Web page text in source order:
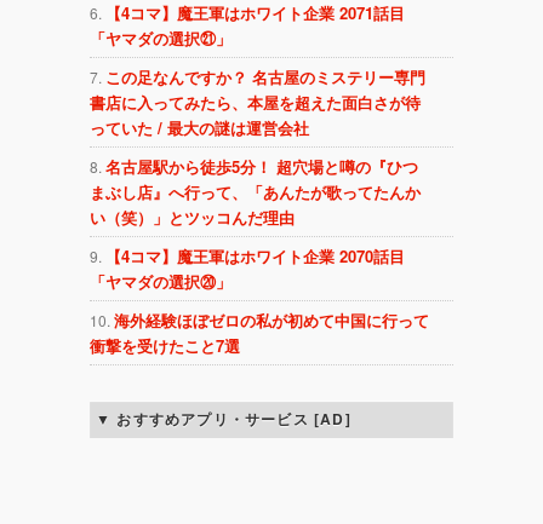
【4コマ】魔王軍はホワイト企業 2071話目
「ヤマダの選択㉑」
この足なんですか？ 名古屋のミステリー専門
書店に入ってみたら、本屋を超えた面白さが待
っていた / 最大の謎は運営会社
名古屋駅から徒歩5分！ 超穴場と噂の『ひつ
まぶし店』へ行って、「あんたが歌ってたんか
い（笑）」とツッコんだ理由
【4コマ】魔王軍はホワイト企業 2070話目
「ヤマダの選択⑳」
海外経験ほぼゼロの私が初めて中国に行って
衝撃を受けたこと7選
おすすめアプリ・サービス [AD]